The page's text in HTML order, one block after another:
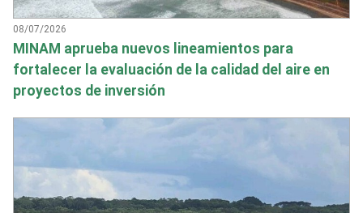
08/07/2026
MINAM aprueba nuevos lineamientos para
fortalecer la evaluación de la calidad del aire en
proyectos de inversión